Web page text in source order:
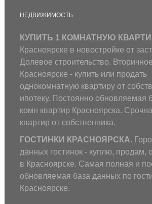
НЕДВИЖИМОСТЬ
КУПИТЬ 1 КОМНАТНУЮ
Красноярске в новостройке от
Долевое строительство.
Красноярске - купить или продать
однокомнатную квартиру от
ипотеку. Постоянно обновляемая
комн квартир Красноярска.
квартир от собственника.
ГОСТИНКИ КРАСНОЯРСКА.
данных гостинок - куплю, продам,
в Красноярске. Самая полная и
обновляемая база данных по
Красноярске.